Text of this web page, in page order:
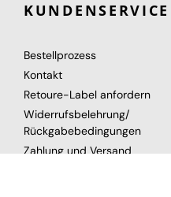
KUNDENSERVICE
Bestellprozess
Kontakt
Retoure-Label anfordern
Widerrufsbelehrung/
Rückgabebedingungen
Zahlung und Versand